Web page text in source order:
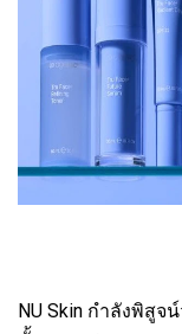
NU Skin กำลังพิสู